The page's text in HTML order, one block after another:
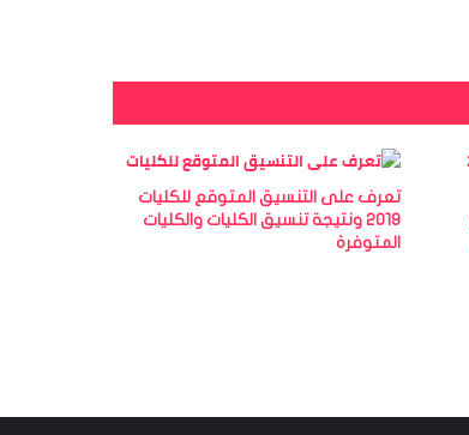
تعرف على التنسيق المتوقع للكليات
2019 ونتيجة تنسيق الكليات والكليات
المتوفرة